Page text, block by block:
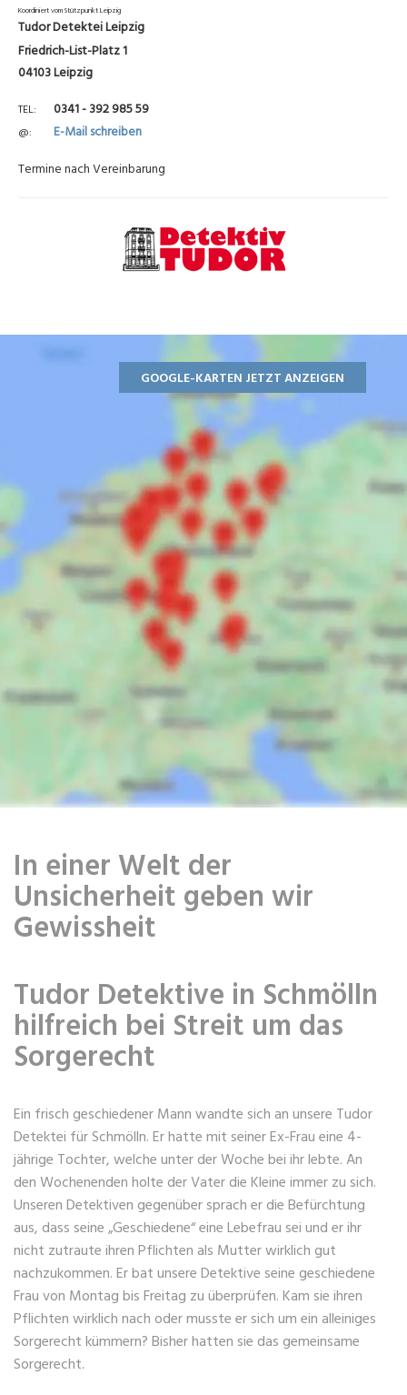
Koordiniert vom Stützpunkt Leipzig
Tudor Detektei Leipzig
Friedrich-List-Platz 1
04103 Leipzig
TEL 0341 - 392 985 59
@
E-Mail schreiben
Termine nach Vereinbarung
GOOGLE-KARTEN JETZT ANZEIGEN
In einer Welt der
Unsicherheit geben wir
Gewissheit
Tudor Detektive in Schmölln
hilfreich bei Streit um das
Sorgerecht
Ein frisch geschiedener Mann wandte sich an unsere Tudor
Detektei für Schmölln. Er hatte mit seiner Ex-Frau eine 4-
jährige Tochter, welche unter der Woche bei ihr lebte. An
den Wochenenden holte der Vater die Kleine immer zu sich.
Unseren Detektiven gegenüber sprach er die Befürchtung
aus, dass seine „Geschiedene“ eine Lebefrau sei und er ihr
nicht zutraute ihren Pflichten als Mutter wirklich gut
nachzukommen. Er bat unsere Detektive seine geschiedene
Frau von Montag bis Freitag zu überprüfen. Kam sie ihren
Pflichten wirklich nach oder musste er sich um ein alleiniges
Sorgerecht kümmern? Bisher hatten sie das gemeinsame
Sorgerecht.